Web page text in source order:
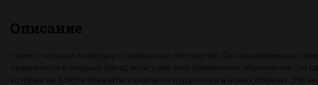
Описание
Чокер - модный аксессуар с пикантным подтекстом. Он одновременно
превратится в модный тренд, если у неё есть правильное обрамление. Он
которые не боятся показаться смелыми и дерзкими в новых образах. Это